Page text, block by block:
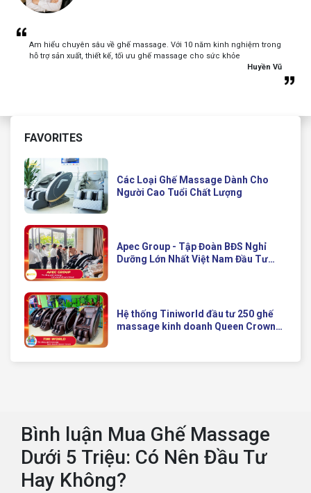
Am hiểu chuyên sâu về ghế massage. Với 10 năm kinh nghiệm trong
hỗ trợ sản xuất, thiết kế, tối ưu ghế massage cho sức khỏe
Huyền Vũ
FAVORITES
Các Loại Ghế Massage Dành Cho
Người Cao Tuổi Chất Lượng
Apec Group - Tập Đoàn BĐS Nghỉ
Dưỡng Lớn Nhất Việt Nam Đầu Tư
Hệ thống Tiniworld đầu tư 250 ghế
massage kinh doanh Queen Crown
Bình luận Mua Ghế Massage
Dưới 5 Triệu: Có Nên Đầu Tư
Hay Không?